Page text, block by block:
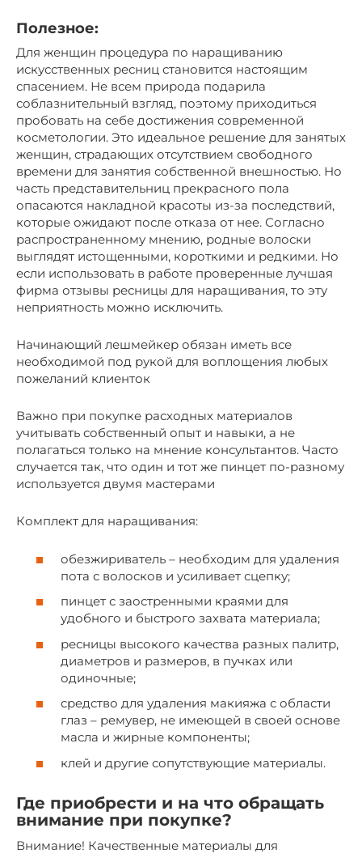
Полезное:
Для женщин процедура по наращиванию
искусственных ресниц становится настоящим
спасением. Не всем природа подарила
соблазнительный взгляд, поэтому приходиться
пробовать на себе достижения современной
косметологии. Это идеальное решение для занятых
женщин, страдающих отсутствием свободного
времени для занятия собственной внешностью. Но
часть представительниц прекрасного пола
опасаются накладной красоты из-за последствий,
которые ожидают после отказа от нее. Согласно
распространенному мнению, родные волоски
выглядят истощенными, короткими и редкими. Но
если использовать в работе проверенные лучшая
фирма отзывы ресницы для наращивания, то эту
неприятность можно исключить.
Начинающий лешмейкер обязан иметь все
необходимой под рукой для воплощения любых
пожеланий клиенток
Важно при покупке расходных материалов
учитывать собственный опыт и навыки, а не
полагаться только на мнение консультантов. Часто
случается так, что один и тот же пинцет по-разному
используется двумя мастерами
Комплект для наращивания:
обезжириватель – необходим для удаления
пота с волосков и усиливает сцепку;
пинцет с заостренными краями для
удобного и быстрого захвата материала;
ресницы высокого качества разных палитр,
диаметров и размеров, в пучках или
одиночные;
средство для удаления макияжа с области
глаз – ремувер, не имеющей в своей основе
масла и жирные компоненты;
клей и другие сопутствующие материалы.
Где приобрести и на что обращать
внимание при покупке?
Внимание! Качественные материалы для